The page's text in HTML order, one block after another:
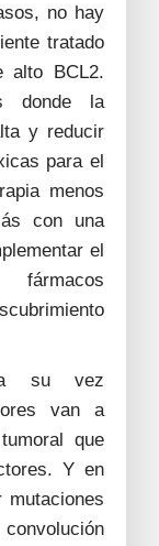
no hay
tratado
alto BCL2.
donde la
y reducir
para el
menos
con una
el
fármacos
su vez
van a
que
Y en